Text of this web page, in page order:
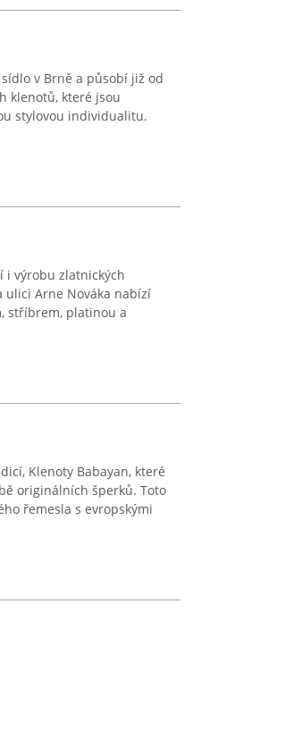
v Brně a působí již od
klenotů, které jsou
stylovou individualitu.
i výrobu zlatnických
ulici Arne Nováka nabízí
stříbrem, platinou a
Klenoty Babayan, které
originálních šperků. Toto
řemesla s evropskými